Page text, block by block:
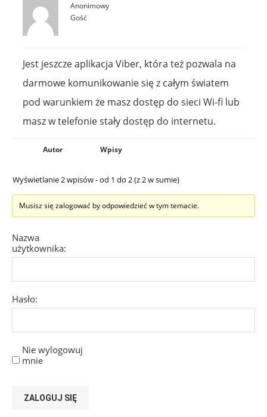
Anonimowy
Gość
Jest jeszcze aplikacja Viber, która też pozwala na
darmowe komunikowanie się z całym światem
pod warunkiem że masz dostęp do sieci Wi-fi lub
masz w telefonie stały dostęp do internetu.
Autor Wpisy
Wyświetlanie 2 wpisów - od 1 do 2 (z 2 w sumie)
Musisz się zalogować by odpowiedzieć w tym temacie.
Nazwa
użytkownika:
Hasło:
Nie wylogowuj
mnie
ZALOGUJ SIĘ